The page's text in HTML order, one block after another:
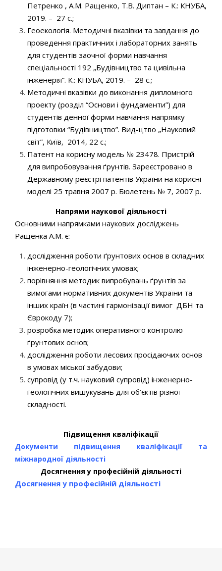
Петренко , А.М. Ращенко, Т.В. Диптан – К.: КНУБА,
2019. – 27 с.;
Геоекологія. Методичні вказівки та завдання до
проведення практичних і лабораторних занять
для студентів заочної форми навчання
спеціальності 192 „Будівництво та цивільна
інженерія”. К.: КНУБА, 2019. – 28 с.;
Методичні вказівки до виконання дипломного
проекту (розділ “Основи і фундаменти”) для
студентів денної форми навчання напрямку
підготовки “Будівництво”. Вид-цтво „Науковий
світ”, Київ, 2014, 22 с.;
Патент на корисну модель № 23478. Пристрій
для випробовування ґрунтів. Зареєстровано в
Державному реєстрі патентів України на корисні
моделі 25 травня 2007 р. Бюлетень № 7, 2007 р.
Напрями наукової діяльності
Основними напрямками наукових досліджень
Ращенка А.М. є:
дослідження роботи ґрунтових основ в складних
інженерно-геологічних умовах;
порівняння методик випробувань ґрунтів за
вимогами нормативних документів України та
інших країн (в частині гармонізації вимог ДБН та
Єврокоду 7);
розробка методик оперативного контролю
ґрунтових основ;
дослідження роботи лесових просідаючих основ
в умовах міської забудови;
супровід (у т.ч. науковий супровід) інженерно-
геологічних вишукувань для об’єктів різної
складності.
Підвищення кваліфікації
Документи підвищення кваліфікації та
міжнародної діяльності
Досягнення у професійній діяльності
Досягнення у професійній діяльності